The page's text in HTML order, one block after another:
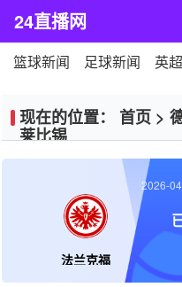
24直播网
篮球新闻 足球新闻 英
现在的位置： 首页 >
莱比锡
法兰克福
2026-